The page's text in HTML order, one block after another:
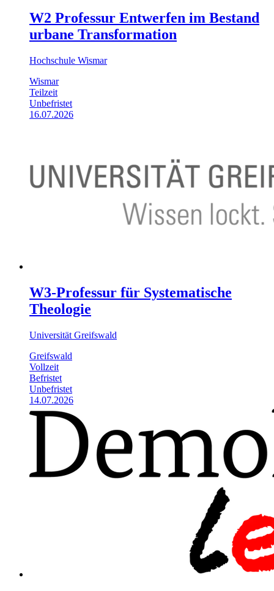
W2 Professur Entwerfen im Bestand
urbane Transformation
Hochschule Wismar
Wismar
Teilzeit
Unbefristet
16.07.2026
W3-Professur für Systematische
Theologie
Universität Greifswald
Greifswald
Vollzeit
Befristet
Unbefristet
14.07.2026